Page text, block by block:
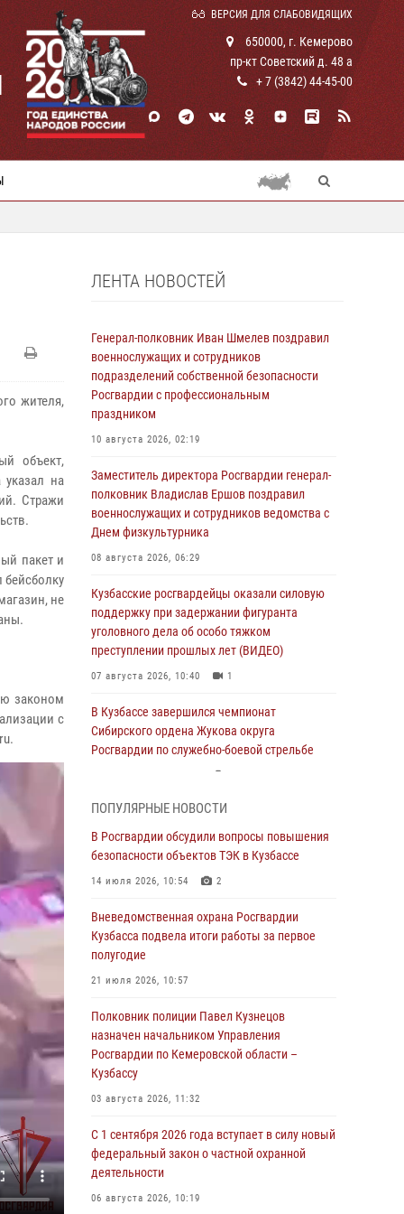
ВЕРСИЯ ДЛЯ СЛАБОВИДЯЩИХ
650000, г. Кемерово
пр-кт Советский д. 48 а
+ 7 (3842) 44-45-00
жителя,
объект,
указал на
Стражи
пакет и
бейсболку
не
законом
с
ЛЕНТА НОВОСТЕЙ
Генерал-полковник Иван Шмелев поздравил
военнослужащих и сотрудников
подразделений собственной безопасности
Росгвардии с профессиональным
праздником
10 августа 2026, 02:19
Заместитель директора Росгвардии генерал-
полковник Владислав Ершов поздравил
военнослужащих и сотрудников ведомства с
Днем физкультурника
08 августа 2026, 06:29
Кузбасские росгвардейцы оказали силовую
поддержку при задержании фигуранта
уголовного дела об особо тяжком
преступлении прошлых лет (ВИДЕО)
07 августа 2026, 10:40 1
В Кузбассе завершился чемпионат
Сибирского ордена Жукова округа
Росгвардии по служебно-боевой стрельбе
Росгвардейцы задержали горожанку,
находившуюся в розыске за серию хищений
из торговых объектов
07 августа 2026, 08:37
В Кузбассе росгвардейцы помогли вернуть
горожанке пропавшую мать
07 августа 2026, 07:35
«Поезда Победы» в Кузбассе
07 августа 2026, 06:33
Генерал-полковник Олег Плохой поздравил
профессиональным праздником
07 августа 2026, 05:32
ПОПУЛЯРНЫЕ НОВОСТИ
В Росгвардии обсудили вопросы повышения
безопасности объектов ТЭК в Кузбассе
14 июля 2026, 10:54 2
Вневедомственная охрана Росгвардии
Кузбасса подвела итоги работы за первое
полугодие
21 июля 2026, 10:57
Полковник полиции Павел Кузнецов
назначен начальником Управления
Росгвардии по Кемеровской области –
Кузбассу
03 августа 2026, 11:32
С 1 сентября 2026 года вступает в силу новый
федеральный закон о частной охранной
деятельности
06 августа 2026, 10:19